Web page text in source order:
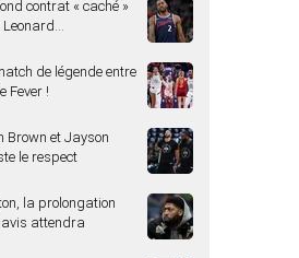
contrat « caché »
Leonard…
de légende entre
Fever !
Brown et Jayson
le respect
la prolongation
attendra